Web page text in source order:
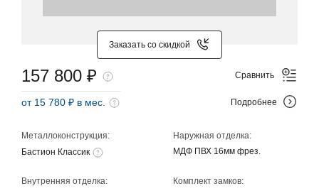
Заказать со скидкой
Металлоконструкция:
Бастион Классик
Наружная отделка:
МДФ ПВХ 16мм фрез.
Внутренняя отделка:
Комплект замков:
157 800 ₽
от 15 780 ₽ в мес.
Сравнить
Подробнее